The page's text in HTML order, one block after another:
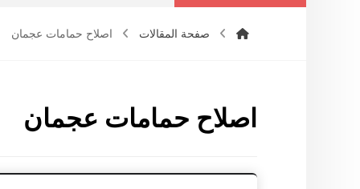
صفحة المقالات اصلاح حمامات عجمان
اصلاح حمامات عجمان